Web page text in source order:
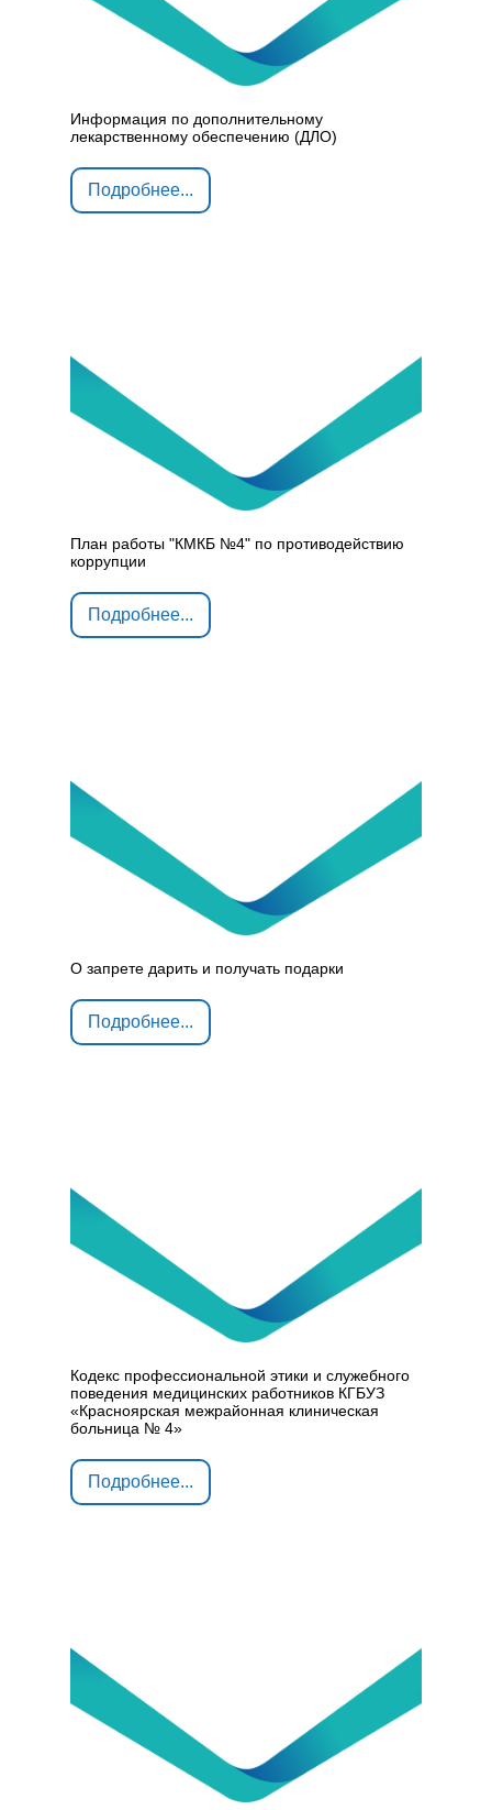
Информация по дополнительному
лекарственному обеспечению (ДЛО)
Подробнее...
План работы "КМКБ №4" по противодействию
коррупции
Подробнее...
О запрете дарить и получать подарки
Подробнее...
Кодекс профессиональной этики и служебного
поведения медицинских работников КГБУЗ
«Красноярская межрайонная клиническая
больница № 4»
Подробнее...